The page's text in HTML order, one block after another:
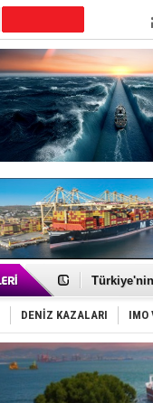
TÜRKLİM
Dünyanın
Keşfedildi:
D-Marin,
Van’da
ASEAN ilk
DENİZ KAZALARI IMO